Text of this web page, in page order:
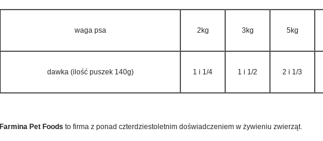
waga psa 2kg 3kg 5kg
dawka (ilość puszek 140g) 1 i 1/4 1 i 1/2 2 i 1/3
Farmina Pet Foods to firma z ponad czterdziestoletnim doświadczeniem w żywieniu zwierząt.